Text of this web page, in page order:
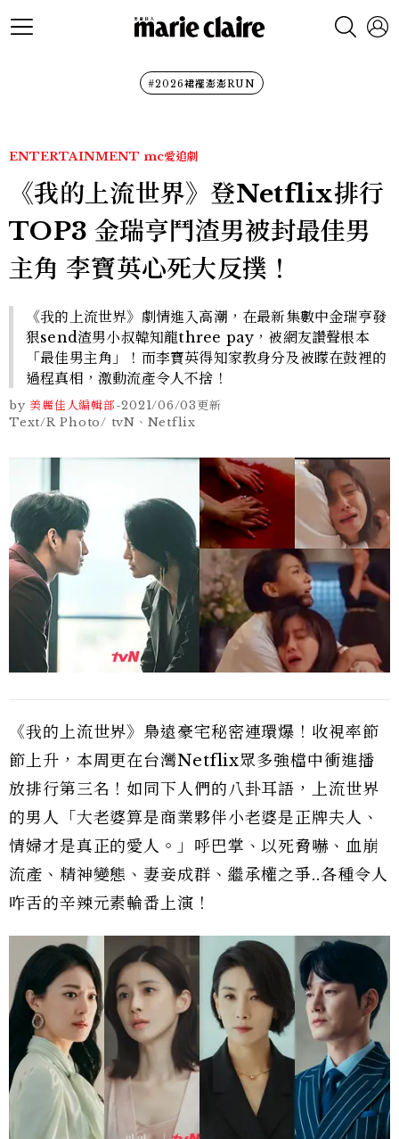
#2026裙襬澎澎RUN
ENTERTAINMENT mc愛追劇
《我的上流世界》登Netflix排行
TOP3 金瑞亨鬥渣男被封最佳男
主角 李寶英心死大反撲！
《我的上流世界》劇情進入高潮，在最新集數中金瑞亨發
狠send渣男小叔韓知龍three pay，被網友讚聲根本
「最佳男主角」！而李寶英得知家教身分及被矇在鼓裡的
過程真相，激動流產令人不捨！
by 美麗佳人編輯部-2021/06/03更新
Text/R Photo/ tvN、Netflix
《我的上流世界》梟遠豪宅秘密連環爆！收視率節
節上升，本周更在台灣Netflix眾多強檔中衝進播
放排行第三名！如同下人們的八卦耳語，上流世界
的男人「大老婆算是商業夥伴小老婆是正牌夫人、
情婦才是真正的愛人。」呼巴掌、以死脅嚇、血崩
流產、精神變態、妻妾成群、繼承權之爭..各種令人
咋舌的辛辣元素輪番上演！